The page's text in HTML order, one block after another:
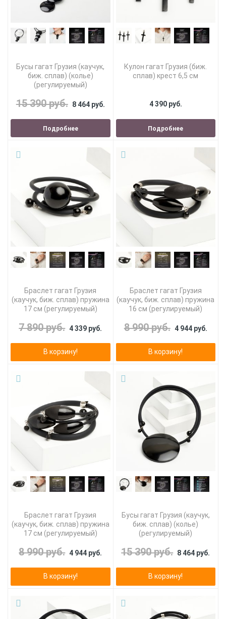
Бусы гагат Грузия (каучук,
биж. сплав) (колье)
(регулируемый)
15 390 руб. 8 464 руб.
Подробнее
Кулон гагат Грузия (биж.
сплав) крест 6,5 см
4 390 руб.
Подробнее
Браслет гагат Грузия
(каучук, биж. сплав) пружина
17 см (регулируемый)
7 890 руб. 4 339 руб.
В корзину!
Браслет гагат Грузия
(каучук, биж. сплав) пружина
16 см (регулируемый)
8 990 руб. 4 944 руб.
В корзину!
Браслет гагат Грузия
(каучук, биж. сплав) пружина
17 см (регулируемый)
8 990 руб. 4 944 руб.
В корзину!
Бусы гагат Грузия (каучук,
биж. сплав) (колье)
(регулируемый)
15 390 руб. 8 464 руб.
В корзину!